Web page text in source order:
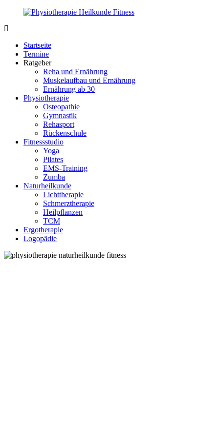
Zurück
Inhalt
Fit.de
Körper
Startseite
Termine
Ratgeber
Reha und Ernährung
Muskelaufbau und Ernährung
Ernährung ab 30
Physiotherapie
Osteopathie
Gymnastik
Rehasport
Rückenschule
Fitnessstudio
Yoga
Pilates
EMS-Training
Zumba
Naturheilkunde
Lichttherapie
Schmerztherapie
Heilpflanzen
TCM
Ergotherapie
Logopädie